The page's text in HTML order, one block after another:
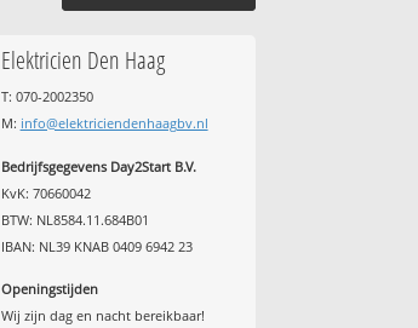
Elektricien Den Haag
T: 070-2002350
M: info@elektriciendenhaagbv.nl
Bedrijfsgegevens Day2Start B.V.
KvK: 70660042
BTW: NL8584.11.684B01
IBAN: NL39 KNAB 0409 6942 23
Openingstijden
Wij zijn dag en nacht bereikbaar!